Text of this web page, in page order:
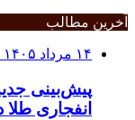
آخرین مطالب
۱۴ مرداد ۱۴۰۵ - ۱۸:۳۶
پیش‌بینی
انفجاری